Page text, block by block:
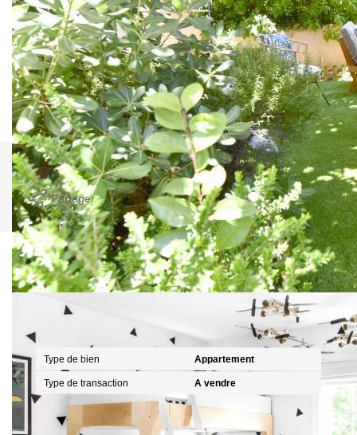
Ce 3 pièces généreux de 64,5m2 dispose d'une terrasse
plein sud de 14m2.
Une belle opportunité à saisir.
**Honoraires à la charge du vendeur
Nos honoraires Nous contacter
Imprimer
Partager Calculer mon budget
Caractéristiques détaillées
Type de bien Appartement
Type de transaction A vendre